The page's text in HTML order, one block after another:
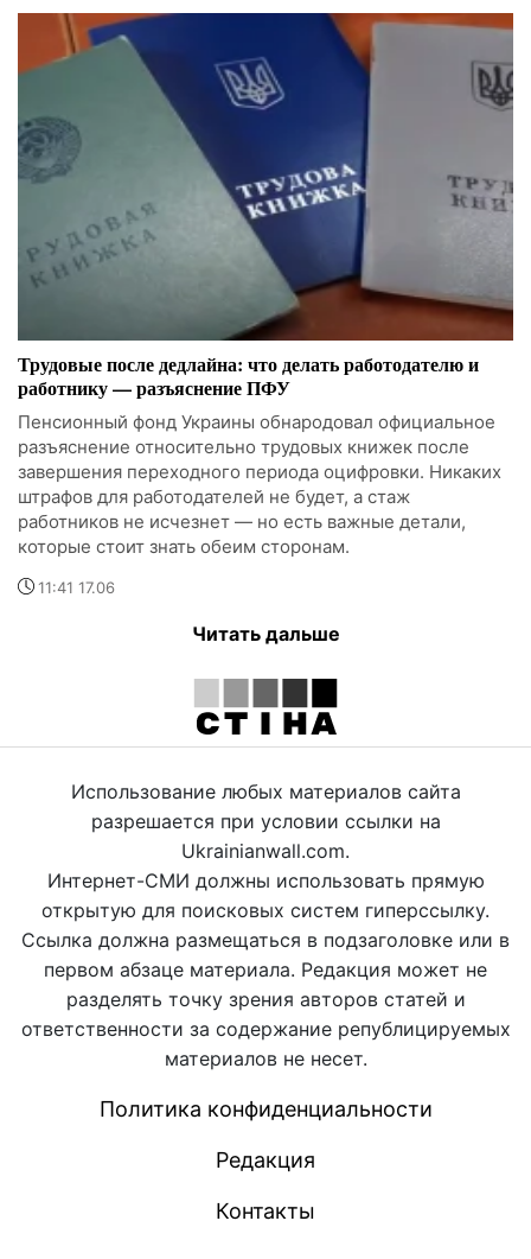
Трудовые после дедлайна: что делать работодателю и
работнику — разъяснение ПФУ
Пенсионный фонд Украины обнародовал официальное
разъяснение относительно трудовых книжек после
завершения переходного периода оцифровки. Никаких
штрафов для работодателей не будет, а стаж
работников не исчезнет — но есть важные детали,
которые стоит знать обеим сторонам.
11:41 17.06
Читать дальше
Использование любых материалов сайта
разрешается при условии ссылки на
Ukrainianwall.com.
Интернет-СМИ должны использовать прямую
открытую для поисковых систем гиперссылку.
Ссылка должна размещаться в подзаголовке или в
первом абзаце материала. Редакция может не
разделять точку зрения авторов статей и
ответственности за содержание републицируемых
материалов не несет.
Политика конфиденциальности
Редакция
Контакты